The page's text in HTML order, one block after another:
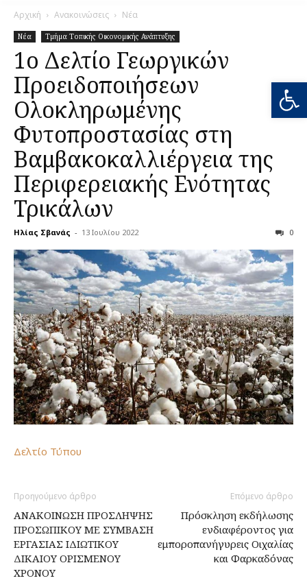
Αρχική Ανακοινώσεις Νέα
Νέα Τμήμα Τοπικής Οικονομικής Ανάπτυξης
1ο Δελτίο Γεωργικών
Προειδοποιήσεων
Ολοκληρωμένης
Φυτοπροστασίας στη
Βαμβακοκαλλιέργεια της
Περιφερειακής Ενότητας
Τρικάλων
Ηλίας Σβανάς - 13 Ιουλίου 2022 0
Δελτίο Τύπου
Προηγούμενο άρθρο
ΑΝΑΚΟΙΝΩΣΗ ΠΡΟΣΛΗΨΗΣ
ΠΡΟΣΩΠΙΚΟΥ ΜΕ ΣΥΜΒΑΣΗ
ΕΡΓΑΣΙΑΣ ΙΔΙΩΤΙΚΟΥ
ΔΙΚΑΙΟΥ ΟΡΙΣΜΕΝΟΥ
ΧΡΟΝΟΥ
Επόμενο άρθρο
Πρόσκληση εκδήλωσης
ενδιαφέροντος για
εμποροπανήγυρεις Οιχαλίας
και Φαρκαδόνας